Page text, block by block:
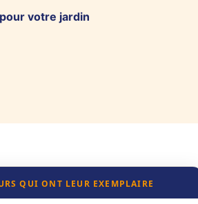
votre jardin
QUI ONT LEUR EXEMPLAIRE